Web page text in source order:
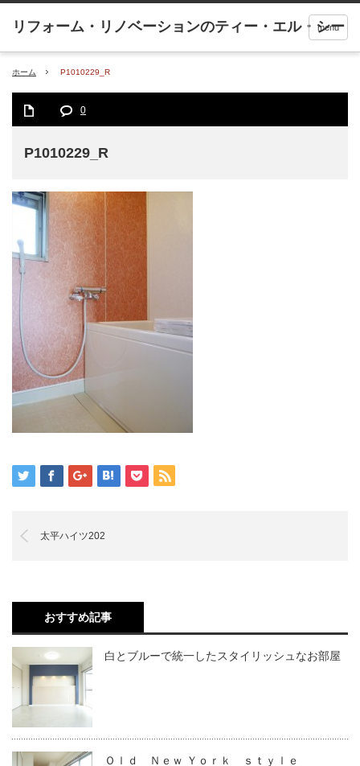
menu
ホーム P1010229_R
0
P1010229_R
太平ハイツ202
おすすめ記事
白とブルーで統一したスタイリッシュなお部屋
Ｏｌｄ Ｎｅｗ Ｙｏｒｋ ｓｔｙｌｅ